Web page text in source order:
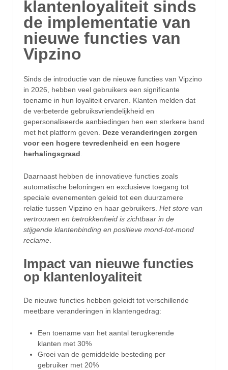
klantenloyaliteit sinds
de implementatie van
nieuwe functies van
Vipzino
Sinds de introductie van de nieuwe functies van Vipzino
in 2026, hebben veel gebruikers een significante
toename in hun loyaliteit ervaren. Klanten melden dat
de verbeterde gebruiksvriendelijkheid en
gepersonaliseerde aanbiedingen hen een sterkere band
met het platform geven. Deze veranderingen zorgen
voor een hogere tevredenheid en een hogere
herhalingsgraad.
Daarnaast hebben de innovatieve functies zoals
automatische beloningen en exclusieve toegang tot
speciale evenementen geleid tot een duurzamere
relatie tussen Vipzino en haar gebruikers. Het store van
vertrouwen en betrokkenheid is zichtbaar in de
stijgende klantenbinding en positieve mond-tot-mond
reclame
Impact van nieuwe functies
op klantenloyaliteit
De nieuwe functies hebben geleidt tot verschillende
meetbare veranderingen in klantengedrag:
Een toename van het aantal terugkerende
klanten met 30%
Groei van de gemiddelde besteding per
gebruiker met 20%